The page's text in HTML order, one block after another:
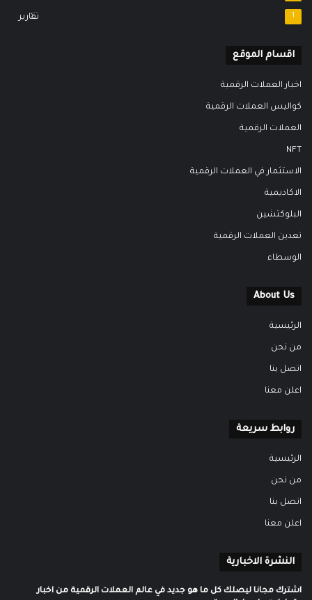
تقارير 1
اقسام الموقع
اخبار العملات الرقمية
كواليس العملات الرقمية
العملات الرقمية
NFT
الاستثمار في العملات الرقمية
الاكاديمية
البلوكتشين
تعدين العملات الرقمية
الوسطاء
About Us
الرئيسية
من نحن
اتصل بنا
اعلن معنا
روابط سريعة
الرئيسية
من نحن
اتصل بنا
اعلن معنا
النشرة الاخبارية
اشترك مجانا ليصلك كل ما هو جديد في عالم العملات الرقمية من اخبار